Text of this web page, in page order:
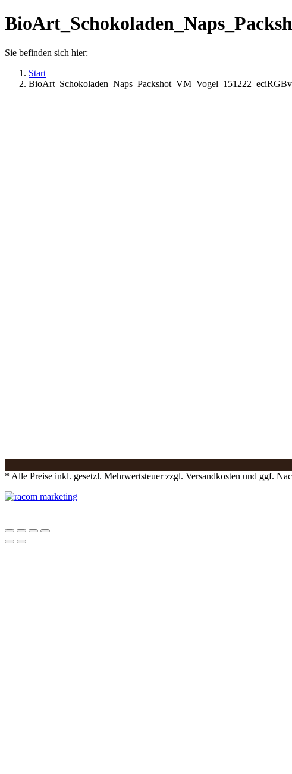
Sie befinden sich hier:
Start
* Alle Preise inkl. gesetzl. Mehrwertsteuer zzgl. Versandkosten und ggf.